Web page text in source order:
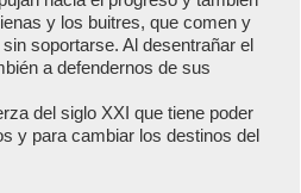
y los buitres, que comen y
soportarse. Al desentrañar el
a defendernos de sus
del siglo XXI que tiene poder
y para cambiar los destinos del